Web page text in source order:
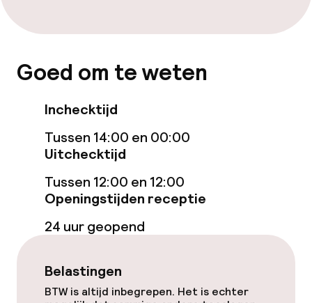
Diner à la carte
Schoonmaakvoorzieningen
Wasfaciliteiten (wasmachine)
Wasservice
Beleid
Overal rookvrij
Goed om te weten
Inchecktijd
Tussen 14:00 en 00:00
Uitchecktijd
Tussen 12:00 en 12:00
Openingstijden receptie
24 uur geopend
Belastingen
BTW is altijd inbegrepen. Het is echter